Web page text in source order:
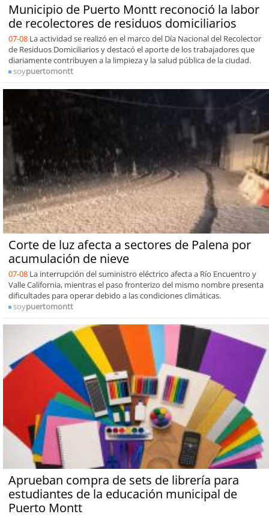
Municipio de Puerto Montt reconoció la labor
de recolectores de residuos domiciliarios
07-08 La actividad se realizó en el marco del Día Nacional del Recolector
de Residuos Domiciliarios y destacó el aporte de los trabajadores que
diariamente contribuyen a la limpieza y la salud pública de la ciudad.
soypuertomontt
Corte de luz afecta a sectores de Palena por
acumulación de nieve
07-08 La interrupción del suministro eléctrico afecta a Río Encuentro y
Valle California, mientras el paso fronterizo del mismo nombre presenta
dificultades para operar debido a las condiciones climáticas.
soypuertomontt
Aprueban compra de sets de librería para
estudiantes de la educación municipal de
Puerto Montt